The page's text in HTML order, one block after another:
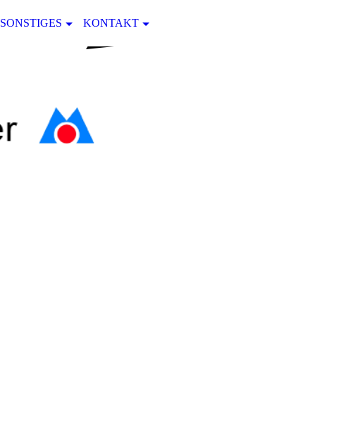
SONSTIGES KONTAKT